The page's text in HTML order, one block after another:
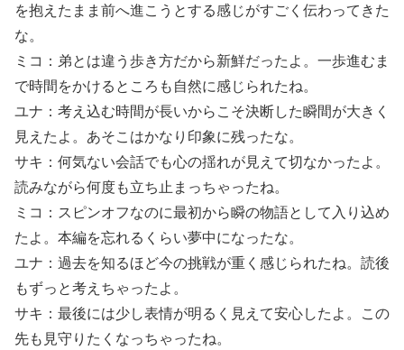
を抱えたまま前へ進こうとする感じがすごく伝わってきた
な。
ミコ：弟とは違う歩き方だから新鮮だったよ。一歩進むま
で時間をかけるところも自然に感じられたね。
ユナ：考え込む時間が長いからこそ決断した瞬間が大きく
見えたよ。あそこはかなり印象に残ったな。
サキ：何気ない会話でも心の揺れが見えて切なかったよ。
読みながら何度も立ち止まっちゃったね。
ミコ：スピンオフなのに最初から瞬の物語として入り込め
たよ。本編を忘れるくらい夢中になったな。
ユナ：過去を知るほど今の挑戦が重く感じられたね。読後
もずっと考えちゃったよ。
サキ：最後には少し表情が明るく見えて安心したよ。この
先も見守りたくなっちゃったね。